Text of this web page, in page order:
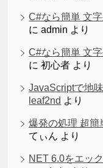
C#なら簡単 文
にadmin より
C#なら簡単 文
に初心者 より
JavaScriptで地
leaf2nd より
爆発の処理 超簡
てぃん より
NET 6.0をエッ